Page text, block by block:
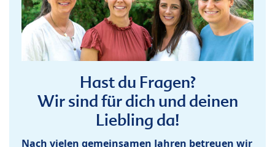
Hast du Fragen?
Wir sind für dich und deinen
Liebling da!
Nach vielen gemeinsamen Jahren betreuen wir